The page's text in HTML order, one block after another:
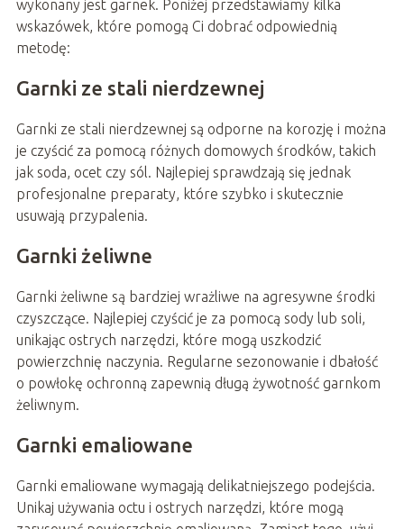
wykonany jest garnek. Poniżej przedstawiamy kilka
wskazówek, które pomogą Ci dobrać odpowiednią
metodę:
Garnki ze stali nierdzewnej
Garnki ze stali nierdzewnej są odporne na korozję i można
je czyścić za pomocą różnych domowych środków, takich
jak soda, ocet czy sól. Najlepiej sprawdzają się jednak
profesjonalne preparaty, które szybko i skutecznie
usuwają przypalenia.
Garnki żeliwne
Garnki żeliwne są bardziej wrażliwe na agresywne środki
czyszczące. Najlepiej czyścić je za pomocą sody lub soli,
unikając ostrych narzędzi, które mogą uszkodzić
powierzchnię naczynia. Regularne sezonowanie i dbałość
o powłokę ochronną zapewnią długą żywotność garnkom
żeliwnym.
Garnki emaliowane
Garnki emaliowane wymagają delikatniejszego podejścia.
Unikaj używania octu i ostrych narzędzi, które mogą